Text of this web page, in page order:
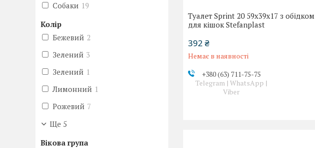
Туалет Sprint 20 59x39x17 з обідком
для кішок Stefanplast
392 ₴
Немає в наявності
+380 (63) 711-75-75
Telegram | WhatsApp |
Viber
Собаки 19
Колір
Бежевий 2
Зелений 3
Зелений 1
Лимонний 1
Рожевий 7
Ще 5
Вікова група